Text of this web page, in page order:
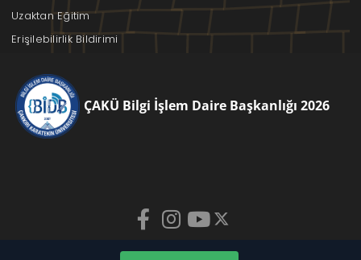
Uzaktan Eğitim
Erişilebilirlik Bildirimi
ÇAKÜ Bilgi İşlem Daire Başkanlığı 2026